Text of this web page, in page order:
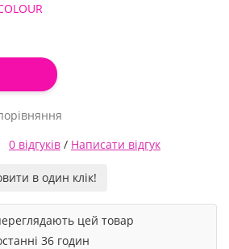
0 відгуків / Написати відгук
в один клік!
цей товар
36 годин